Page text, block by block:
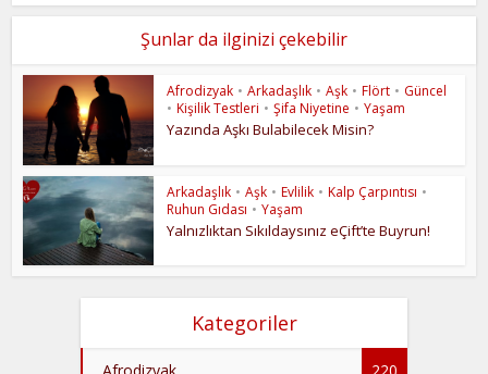
Şunlar da ilginizi çekebilir
Afrodizyak • Arkadaşlık • Aşk • Flört • Güncel
• Kişilik Testleri • Şifa Niyetine • Yaşam
Yazında Aşkı Bulabilecek Misin?
Arkadaşlık • Aşk • Evlilik • Kalp Çarpıntısı •
Ruhun Gıdası • Yaşam
Yalnızlıktan Sıkıldaysınız eÇift’te Buyrun!
Kategoriler
Afrodizyak 220